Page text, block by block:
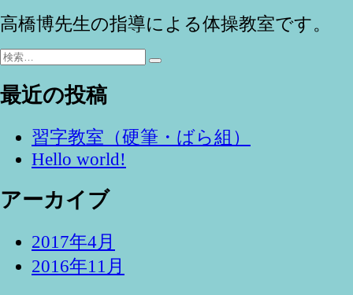
高橋博先生の指導による体操教室です。
検
検
最近の投稿
習字教室（硬筆・ばら組）
Hello world!
アーカイブ
2017年4月
2016年11月